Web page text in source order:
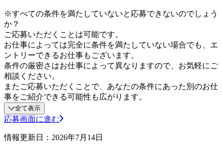
※すべての条件を満たしていないと応募できないのでしょう
か？
ご応募いただくことは可能です。
お仕事によっては完全に条件を満たしていない場合でも、エ
ントリーできるお仕事もございます。
条件の厳密さはお仕事によって異なりますので、お気軽にご
相談ください。
またご応募いただくことで、あなたの条件にあった別のお仕
事をご紹介できる可能性も広がります。
全て表示
応募画面に進む
情報更新日：2026年7月14日